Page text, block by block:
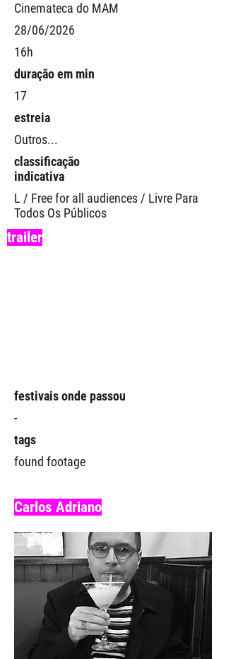
Cinemateca do MAM
28/06/2026
16h
duração em min
17
estreia
Outros...
classificação
indicativa
L / Free for all audiences / Livre Para
Todos Os Públicos
trailer
festivais onde passou
-
tags
found footage
Carlos Adriano